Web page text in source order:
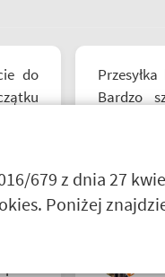
do
Bardzo
679 z dnia 27
Poniżej